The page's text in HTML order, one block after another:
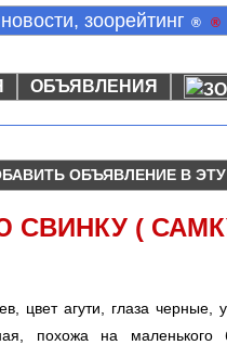
зоорейтинг ® ®
ОБЪЯВЛЕНИЯ
ОБЪЯВЛЕНИЕ В
(
цвет агути, глаза черные,
похожа на